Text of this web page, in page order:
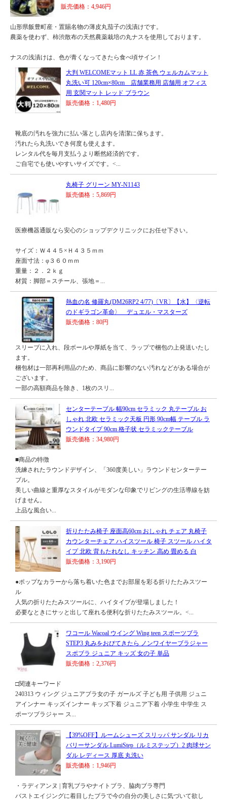
販売価格：4,946円
山形県飯豊町産・置賜名物の薄皮丸茄子の浅漬けです。
農薬を使わず、柿渋散布の天然農薬栽培の丸ナスを使用しております。
ナスの浅漬けは、色が青くなってきたら食べ頃サイン！
大判 WELCOMEマット LL 赤 茶色 ウェルカムマット
丸洗い可 120cm×80cm 店舗業務用 店舗用 オフィス
用 玄関マット レッド ブラウン
販売価格：1,480円
靴底の汚れを強力に払い落とし店内を清潔に保ちます。
汚れたら丸洗いでき何度も使えます。
レンタル代を毎月支払うより断然経済的です。
ご自宅でも使いやすいサイズです。<...
丸椅子 グリーン MY-N1143
販売価格：5,869円
医療機器通販なら安心のショップデクリニックにお任せ下さい。
サイズ：Ｗ４４５×Ｈ４３５ｍｍ
座面寸法：φ３６０ｍｍ
重量：２．２ｋｇ
材質：脚部＝スチール、張地＝...
熱血の名 修羅丸(DM26RP2 4/77)〔VR〕【水】〈逆転
のドギラゴン革命〉 デュエル・マスターズ
販売価格：80円
スリーブに入れ、段ボールや厚紙を当て、ラップで梱包の上発送いたし
ます。
梱包材は一部再利用品のため、商品に影響のない汚れなどがある場合が
ございます。
一部の高額商品を除き、1枚のスリ...
センターテーブル 幅90cm セラミック 丸テーブル お
しゃれ 北欧 セラミック天板 円形 90cm幅 テーブル ラ
ウンドタイプ 90cm 格子状 セラミックテーブル
販売価格：34,980円
■商品の特徴
洗練されたラウンドデザイン、「360度美しい」ラウンドセンターテー
ブル。
美しい曲線と重厚なスタイルがモダンな印象でリビングの生活導線を妨
げません。
上品な風合い...
折りたたみ椅子 座面高60cm おしゃれ チェア 丸椅子
カウンターチェア ハイスツール 椅子 スツール ハイタ
イプ 北欧 背もたれなし キッチン 高め 畳める 白
販売価格：3,190円
●ポップなカラーから落ち着いた色までお部屋を彩る折りたたみスツー
ル
人気の折りたたみスツールに、ハイタイプが登場しました！
必要なときにサッと出して座れる便利な折りたたみスツール。<...
ワコール Wacoal ウイング Wing teen スポーツブラ
STEP3 丸みをおびてきたら ノンワイヤーブラジャー
スポブラ ジュニア キッズ 女の子 単品
販売価格：2,376円
□関連キーワード
240313 ウィング ジュニアブラ女の子 ガールズ 子ども用 子供用 ジュニ
アインナー キッズインナー キッズ下着 ジュニア下着 小学生 中学生 ス
ポーツブラジャー ス...
【39%OFF】ルームシューズ スリッパ サンダル リカ
バリーサンダル LumiStep（ルミステップ）2 肉球サン
ダル レディース 厚底 丸洗い
販売価格：1,946円
・ラディアンヌ | 育乳ブラやナイトブラ、脇肉ブラ専門
バストエイジングに着目したブラで今の自分の美しさに気づいて欲し